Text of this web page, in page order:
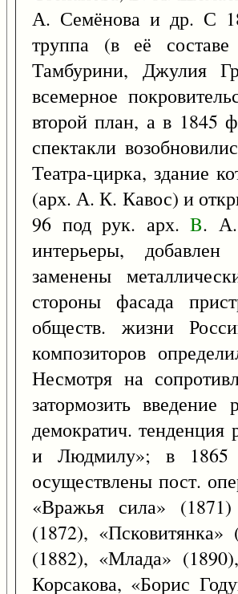
А. Семёнова и др. С
труппа (в её
Тамбурини, Джулия
всемерное
второй план, а в 1845
спектакли
Театра-цирка, здание
(арх. А. К. Кавос) и
96 под рук. арх.B. А.
интерьеры,
заменены
стороны фасада
обществ. жизни
композиторов
Несмотря на
затормозить
демократич. тенденция
и Людмилу»; в 1865
осуществлены пост.
«Вражья сила»
(1872),
(1882), «Млада»
Корсакова, «Борис